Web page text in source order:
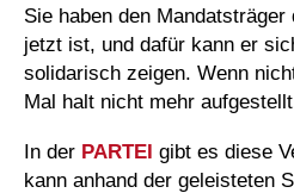
Sie haben den
jetzt ist, und dafür kann er
solidarisch zeigen. Wenn
Mal halt nicht mehr
In der PARTEI gibt es diese
kann anhand der geleisteten